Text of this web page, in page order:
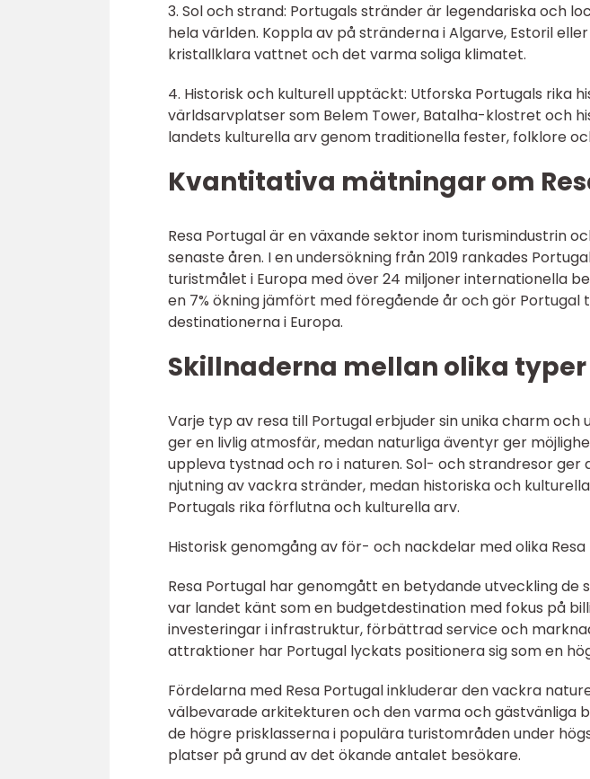
3. Sol och strand: Portugals stränder är legendariska och
hela världen. Koppla av på stränderna i Algarve, Estoril
kristallklara vattnet och det varma soliga klimatet.
4. Historisk och kulturell upptäckt: Utforska Portugals rika
världsarvplatser som Belem Tower, Batalha-klostret och
landets kulturella arv genom traditionella fester, folklore
Kvantitativa mätningar om
Resa Portugal är en växande sektor inom turismindustrin
senaste åren. I en undersökning från 2019 rankades
turistmålet i Europa med över 24 miljoner internationella
en 7% ökning jämfört med föregående år och gör Portugal
destinationerna i Europa.
Skillnaderna mellan olika typer
Varje typ av resa till Portugal erbjuder sin unika charm och
ger en livlig atmosfär, medan naturliga äventyr ger
uppleva tystnad och ro i naturen. Sol- och strandresor ger
njutning av vackra stränder, medan historiska och
Portugals rika förflutna och kulturella arv.
Historisk genomgång av för- och nackdelar med olika
Resa Portugal har genomgått en betydande utveckling de
var landet känt som en budgetdestination med fokus på
investeringar i infrastruktur, förbättrad service och
attraktioner har Portugal lyckats positionera sig som en
Fördelarna med Resa Portugal inkluderar den vackra
välbevarade arkitekturen och den varma och gästvänliga
de högre prisklasserna i populära turistområden under
platser på grund av det ökande antalet besökare.